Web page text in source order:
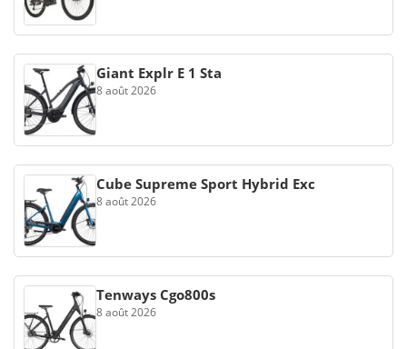
Giant Explr E 1 Sta
8 août 2026
Cube Supreme Sport Hybrid Exc
8 août 2026
Tenways Cgo800s
8 août 2026